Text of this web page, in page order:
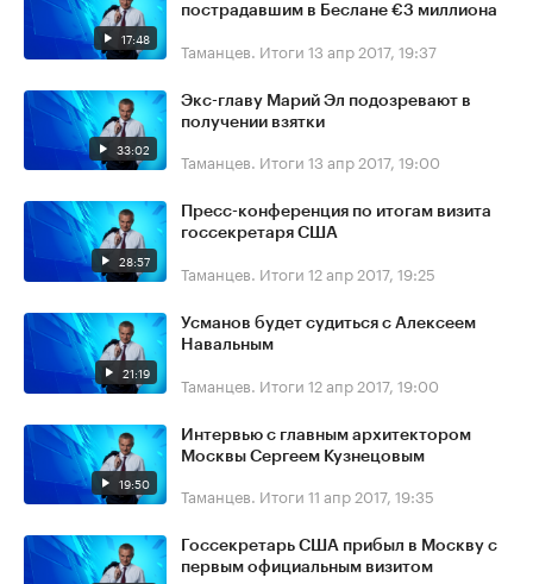
17:48
пострадавшим в Беслане €3 миллиона
Таманцев. Итоги 13 апр 2017, 19:37
33:02
Экс-главу Марий Эл подозревают в
получении взятки
Таманцев. Итоги 13 апр 2017, 19:00
28:57
Пресс-конференция по итогам визита
госсекретаря США
Таманцев. Итоги 12 апр 2017, 19:25
21:19
Усманов будет судиться с Алексеем
Навальным
Таманцев. Итоги 12 апр 2017, 19:00
19:50
Интервью с главным архитектором
Москвы Сергеем Кузнецовым
Таманцев. Итоги 11 апр 2017, 19:35
Госсекретарь США прибыл в Москву с
первым официальным визитом